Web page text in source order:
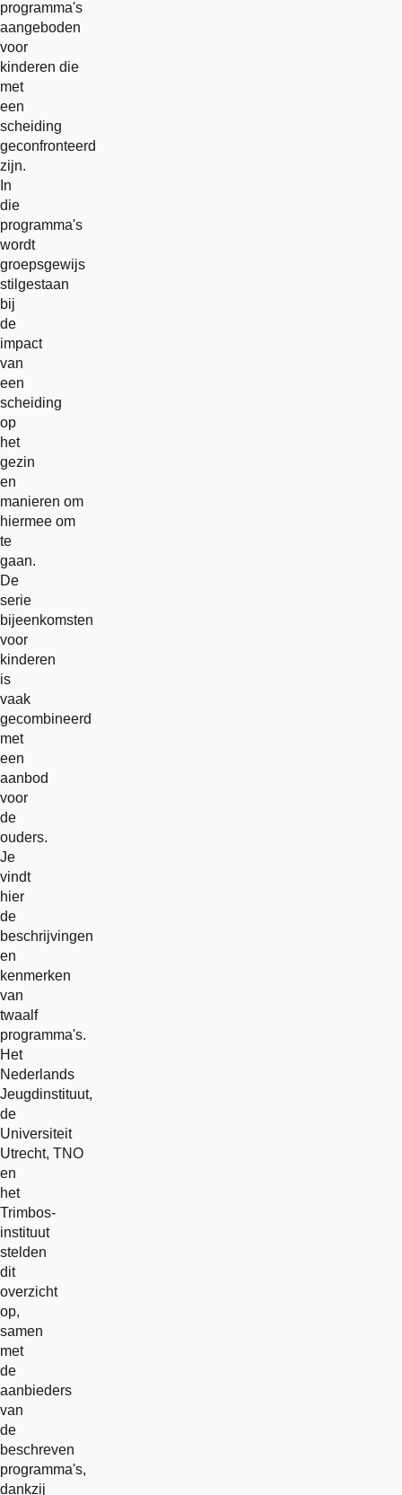
programma's
aangeboden
voor
kinderen die
met
een
scheiding
geconfronteerd
zijn.
In
die
programma's
wordt
groepsgewijs
stilgestaan
bij
de
impact
van
een
scheiding
op
het
gezin
en
manieren om
hiermee om
te
gaan.
De
serie
bijeenkomsten
voor
kinderen
is
vaak
gecombineerd
met
een
aanbod
voor
de
ouders.
Je
vindt
hier
de
beschrijvingen
en
kenmerken
van
twaalf
programma's.
Het
Nederlands
Jeugdinstituut,
de
Universiteit
Utrecht, TNO
en
het
Trimbos-
instituut
stelden
dit
overzicht
op,
samen
met
de
aanbieders
van
de
beschreven
programma's,
dankzij